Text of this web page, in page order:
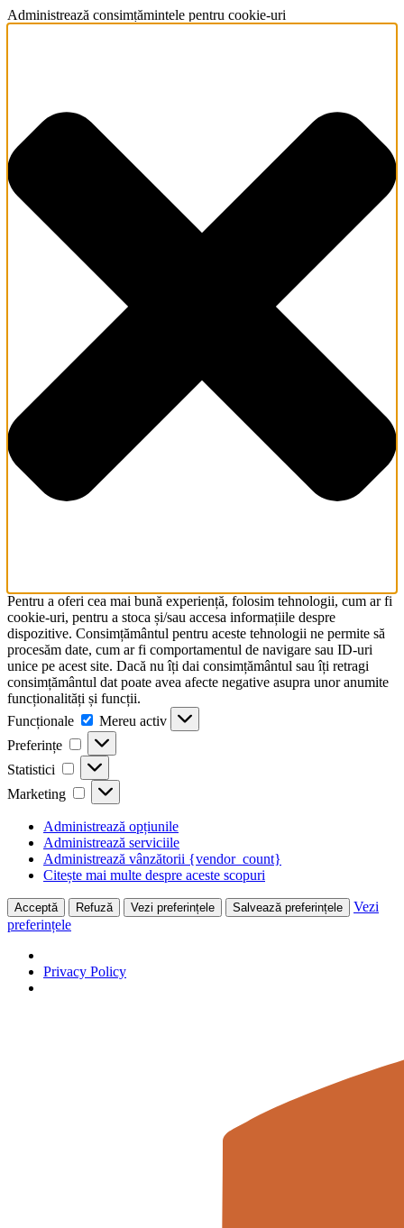
Administrează consimțămintele pentru cookie-uri
Pentru a oferi cea mai bună experiență, folosim tehnologii, cum ar fi
cookie-uri, pentru a stoca și/sau accesa informațiile despre
dispozitive. Consimțământul pentru aceste tehnologii ne permite să
procesăm date, cum ar fi comportamentul de navigare sau ID-uri
unice pe acest site. Dacă nu îți dai consimțământul sau îți retragi
consimțământul dat poate avea afecte negative asupra unor anumite
funcționalități și funcții.
Funcționale
Funcționale
Mereu activ
Preferințe
Preferințe
Statistici Statistici
Marketing Marketing
Administrează opțiunile
Administrează serviciile
Administrează vânzătorii {vendor_count}
Citește mai multe despre aceste scopuri
Acceptă Refuză Vezi preferințele Salvează preferințele
Vezi
preferințele
Privacy Policy